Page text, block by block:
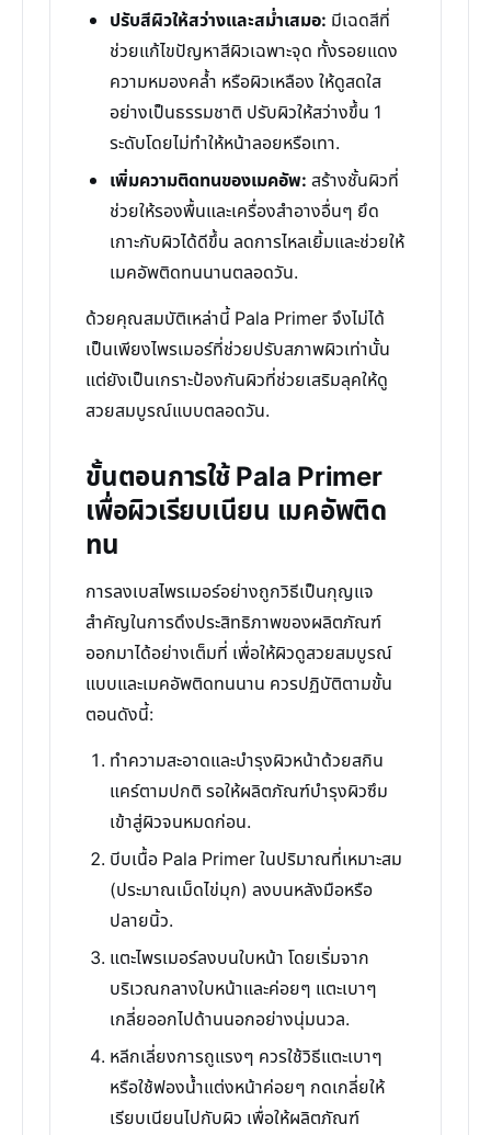
ปรับสีผิวให้สว่างและสม่ำเสมอ: มีเฉดสีที่
ช่วยแก้ไขปัญหาสีผิวเฉพาะจุด ทั้งรอยแดง
ความหมองคล้ำ หรือผิวเหลือง ให้ดูสดใส
อย่างเป็นธรรมชาติ ปรับผิวให้สว่างขึ้น 1
ระดับโดยไม่ทำให้หน้าลอยหรือเทา.
เพิ่มความติดทนของเมคอัพ: สร้างชั้นผิวที่
ช่วยให้รองพื้นและเครื่องสำอางอื่นๆ ยึด
เกาะกับผิวได้ดีขึ้น ลดการไหลเยิ้มและช่วยให้
เมคอัพติดทนนานตลอดวัน.
ด้วยคุณสมบัติเหล่านี้ Pala Primer จึงไม่ได้
เป็นเพียงไพรเมอร์ที่ช่วยปรับสภาพผิวเท่านั้น
แต่ยังเป็นเกราะป้องกันผิวที่ช่วยเสริมลุคให้ดู
สวยสมบูรณ์แบบตลอดวัน.
ขั้นตอนการใช้ Pala Primer
เพื่อผิวเรียบเนียน เมคอัพติด
ทน
การลงเบสไพรเมอร์อย่างถูกวิธีเป็นกุญแจ
สำคัญในการดึงประสิทธิภาพของผลิตภัณฑ์
ออกมาได้อย่างเต็มที่ เพื่อให้ผิวดูสวยสมบูรณ์
แบบและเมคอัพติดทนนาน ควรปฏิบัติตามขั้น
ตอนดังนี้:
ทำความสะอาดและบำรุงผิวหน้าด้วยสกิน
แคร์ตามปกติ รอให้ผลิตภัณฑ์บำรุงผิวซึม
เข้าสู่ผิวจนหมดก่อน.
บีบเนื้อ Pala Primer ในปริมาณที่เหมาะสม
(ประมาณเม็ดไข่มุก) ลงบนหลังมือหรือ
ปลายนิ้ว.
แตะไพรเมอร์ลงบนใบหน้า โดยเริ่มจาก
บริเวณกลางใบหน้าและค่อยๆ แตะเบาๆ
เกลี่ยออกไปด้านนอกอย่างนุ่มนวล.
หลีกเลี่ยงการถูแรงๆ ควรใช้วิธีแตะเบาๆ
หรือใช้ฟองน้ำแต่งหน้าค่อยๆ กดเกลี่ยให้
เรียบเนียนไปกับผิว เพื่อให้ผลิตภัณฑ์